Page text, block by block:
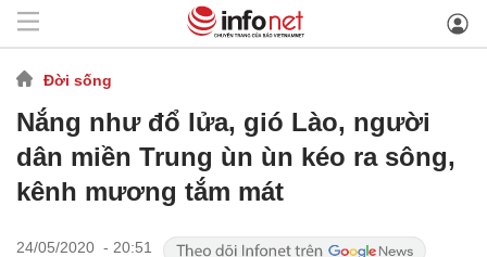
Đời sống
Nắng như đổ lửa, gió Lào, người
dân miền Trung ùn ùn kéo ra sông,
kênh mương tắm mát
24/05/2020 - 20:51